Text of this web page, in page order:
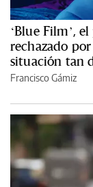
‘Blue Film’,
rechazado
situación tan
Francisco Gámiz